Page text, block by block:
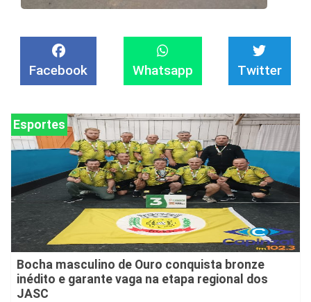
Facebook Whatsapp Twitter
Esportes
Bocha masculino de Ouro conquista bronze
inédito e garante vaga na etapa regional dos
JASC